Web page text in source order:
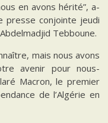
en avons hérité”, a-
presse conjointe jeudi
Tebboune.
mais nous avons
avenir pour nous-
Macron, le premier
de l’Algérie en